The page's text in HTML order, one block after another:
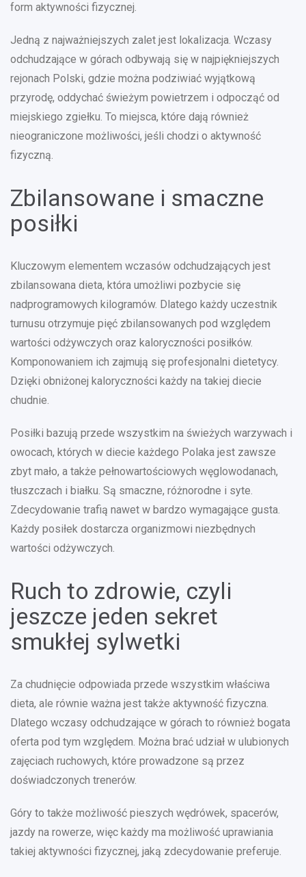
form aktywności fizycznej.
Jedną z najważniejszych zalet jest lokalizacja. Wczasy
odchudzające w górach odbywają się w najpiękniejszych
rejonach Polski, gdzie można podziwiać wyjątkową
przyrodę, oddychać świeżym powietrzem i odpocząć od
miejskiego zgiełku. To miejsca, które dają również
nieograniczone możliwości, jeśli chodzi o aktywność
fizyczną.
Zbilansowane i smaczne
posiłki
Kluczowym elementem wczasów odchudzających jest
zbilansowana dieta, która umożliwi pozbycie się
nadprogramowych kilogramów. Dlatego każdy uczestnik
turnusu otrzymuje pięć zbilansowanych pod względem
wartości odżywczych oraz kaloryczności posiłków.
Komponowaniem ich zajmują się profesjonalni dietetycy.
Dzięki obniżonej kaloryczności każdy na takiej diecie
chudnie.
Posiłki bazują przede wszystkim na świeżych warzywach i
owocach, których w diecie każdego Polaka jest zawsze
zbyt mało, a także pełnowartościowych węglowodanach,
tłuszczach i białku. Są smaczne, różnorodne i syte.
Zdecydowanie trafią nawet w bardzo wymagające gusta.
Każdy posiłek dostarcza organizmowi niezbędnych
wartości odżywczych.
Ruch to zdrowie, czyli
jeszcze jeden sekret
smukłej sylwetki
Za chudnięcie odpowiada przede wszystkim właściwa
dieta, ale równie ważna jest także aktywność fizyczna.
Dlatego wczasy odchudzające w górach to również bogata
oferta pod tym względem. Można brać udział w ulubionych
zajęciach ruchowych, które prowadzone są przez
doświadczonych trenerów.
Góry to także możliwość pieszych wędrówek, spacerów,
jazdy na rowerze, więc każdy ma możliwość uprawiania
takiej aktywności fizycznej, jaką zdecydowanie preferuje.